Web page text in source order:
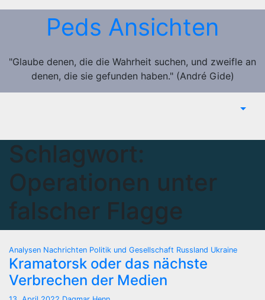
Zum
Peds Ansichten
"Glaube denen, die die Wahrheit suchen, und zweifle an
denen, die sie gefunden haben." (André Gide)
Schlagwort:
Operationen unter
falscher Flagge
Analysen Nachrichten Politik und Gesellschaft Russland Ukraine
Kramatorsk oder das nächste
Verbrechen der Medien